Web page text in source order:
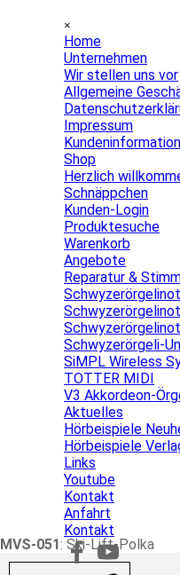
×
Home
Unternehmen
Wir stellen uns vor
Allgemeine
Impressum
Kundeninformation
Shop
Herzlich
Schnäppchen
Kunden-Login
Produktesuche
Warenkorb
Angebote
Reparatur &
Schwyzerörgeli-
SiMPL Wireless
TOTTER MIDI
V3 Akkordeon-
Aktuelles
Hörbeispiele
Hörbeispiele
Links
Youtube
Kontakt
Anfahrt
Kontakt
MVS-051: Ski-Lift-Polka